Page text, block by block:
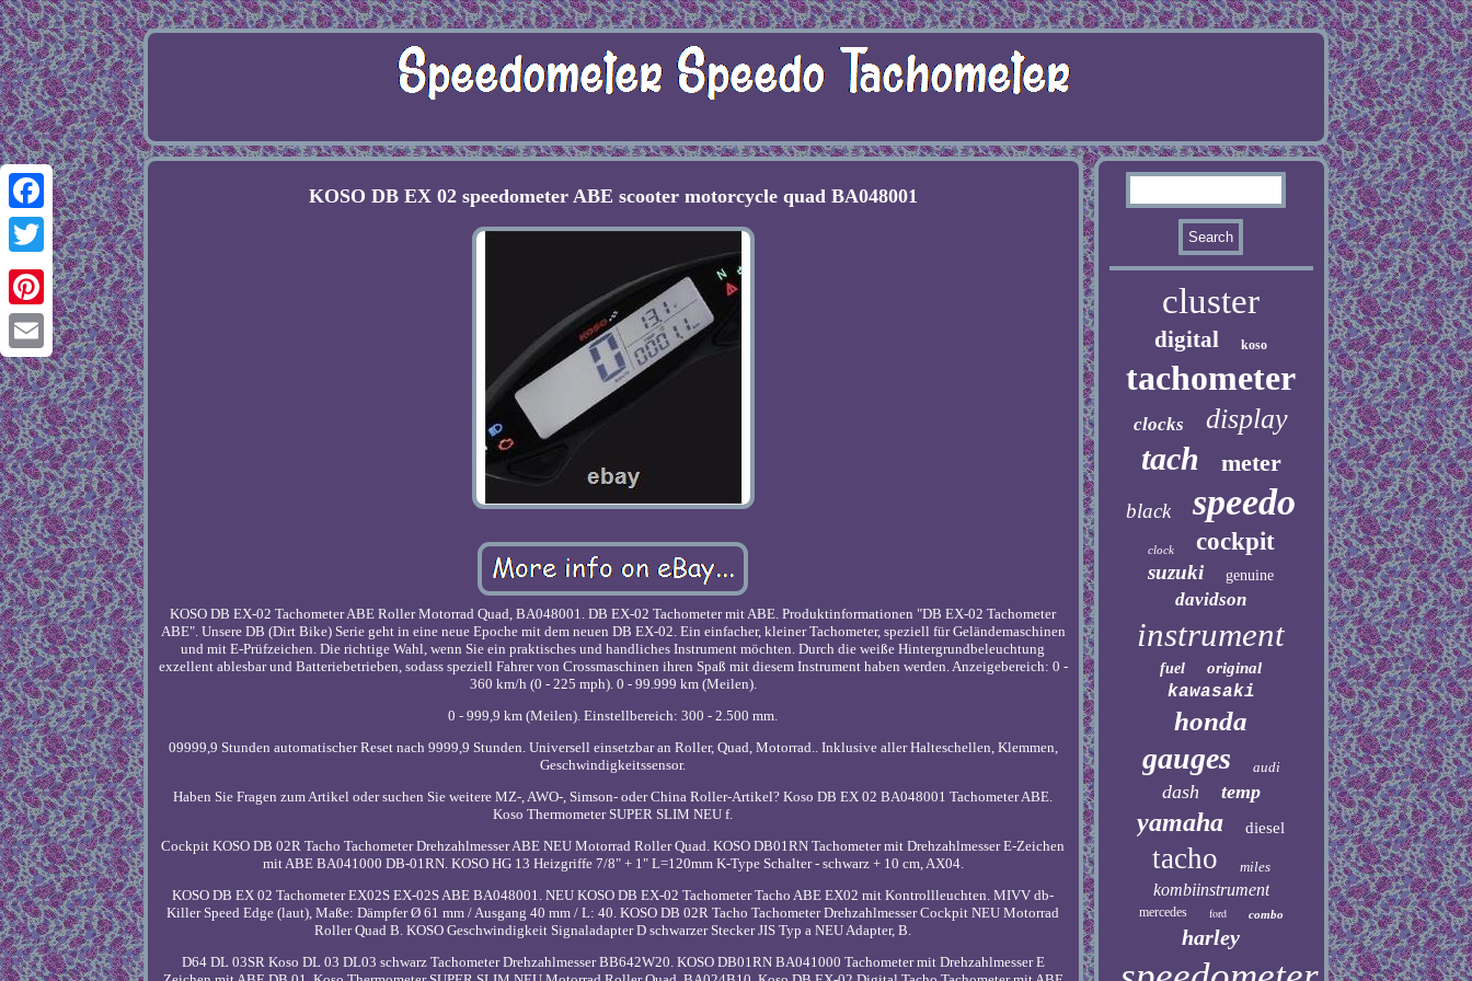
Facebook
Twitter
Pinterest
Email
KOSO DB EX 02 speedometer ABE scooter motorcycle quad BA048001
KOSO DB EX-02 Tachometer ABE Roller Motorrad Quad, BA048001. DB EX-02 Tachometer mit ABE. Produktinformationen "DB EX-02 Tachometer
ABE". Unsere DB (Dirt Bike) Serie geht in eine neue Epoche mit dem neuen DB EX-02. Ein einfacher, kleiner Tachometer, speziell für Geländemaschinen
und mit E-Prüfzeichen. Die richtige Wahl, wenn Sie ein praktisches und handliches Instrument möchten. Durch die weiße Hintergrundbeleuchtung
exzellent ablesbar und Batteriebetrieben, sodass speziell Fahrer von Crossmaschinen ihren Spaß mit diesem Instrument haben werden. Anzeigebereich: 0 -
360 km/h (0 - 225 mph). 0 - 99.999 km (Meilen).
0 - 999,9 km (Meilen). Einstellbereich: 300 - 2.500 mm.
09999,9 Stunden automatischer Reset nach 9999,9 Stunden. Universell einsetzbar an Roller, Quad, Motorrad.. Inklusive aller Halteschellen, Klemmen,
Geschwindigkeitssensor.
Haben Sie Fragen zum Artikel oder suchen Sie weitere MZ-, AWO-, Simson- oder China Roller-Artikel? Koso DB EX 02 BA048001 Tachometer ABE.
Koso Thermometer SUPER SLIM NEU f.
Cockpit KOSO DB 02R Tacho Tachometer Drehzahlmesser ABE NEU Motorrad Roller Quad. KOSO DB01RN Tachometer mit Drehzahlmesser E-Zeichen
mit ABE BA041000 DB-01RN. KOSO HG 13 Heizgriffe 7/8" + 1" L=120mm K-Type Schalter - schwarz + 10 cm, AX04.
KOSO DB EX 02 Tachometer EX02S EX-02S ABE BA048001. NEU KOSO DB EX-02 Tachometer Tacho ABE EX02 mit Kontrollleuchten. MIVV db-
Killer Speed Edge (laut), Maße: Dämpfer Ø 61 mm / Ausgang 40 mm / L: 40. KOSO DB 02R Tacho Tachometer Drehzahlmesser Cockpit NEU Motorrad
Roller Quad B. KOSO Geschwindigkeit Signaladapter D schwarzer Stecker JIS Typ a NEU Adapter, B.
D64 DL 03SR Koso DL 03 DL03 schwarz Tachometer Drehzahlmesser BB642W20. KOSO DB01RN BA041000 Tachometer mit Drehzahlmesser E
cluster
digital koso
tachometer
clocks display
tach meter
black speedo
clock cockpit
suzuki genuine
davidson
instrument
fuel original
kawasaki
honda
gauges audi
dash temp
yamaha diesel
tacho miles
kombiinstrument
mercedes ford combo
harley